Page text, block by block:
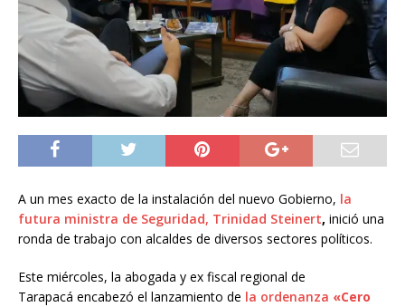
A un mes exacto de la instalación del nuevo Gobierno, la
futura ministra de Seguridad, Trinidad Steinert, inició una
ronda de trabajo con alcaldes de diversos sectores políticos.
Este miércoles, la abogada y ex fiscal regional de
Tarapacá encabezó el lanzamiento de la ordenanza «Cero